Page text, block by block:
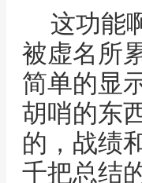
这功能
被虚名所
简单的显
胡哨的东
的，战绩
千把总结